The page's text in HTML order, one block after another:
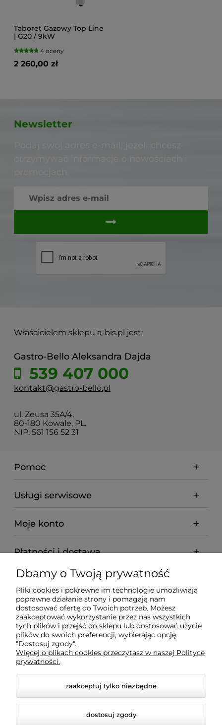
Taboret Gazowy Top Line
| G20 / 9kW
4 oceny
2 260,00 zł
Newsletter
Właścicielem sklepu a-bis.pl jest:
Gastro-Bello Aleksandra Dajda
539 407 000
kontakt@gastro-bello.pl
ul. Zeusa 35A/4,
80-180 Kowale, PL.
NIP: 561 156 52 31
Pomoc
Usługi serwisowe
Moje konto
Płatności i dostawa
Informacje
O nas
Wyposażenie Gastronomii - Projekty Technologiczne -
Sklep Gastronomiczny - Serwis Sprzętu
Gastronomicznego | Gdańsk - Trójmiasto - Pomorskie
Dbamy o Twoją prywatność
Pliki cookies i pokrewne im technologie umożliwiają
poprawne działanie strony i pomagają nam
dostosować ofertę do Twoich potrzeb. Możesz
zaakceptować wykorzystanie przez nas wszystkich
tych plików i przejść do sklepu lub dostosować użycie
plików do swoich preferencji, wybierając opcję
"Dostosuj zgody".
Więcej o plikach cookies przeczytasz w naszej Polityce
prywatności.
zaakceptuj tylko niezbędne
dostosuj zgody